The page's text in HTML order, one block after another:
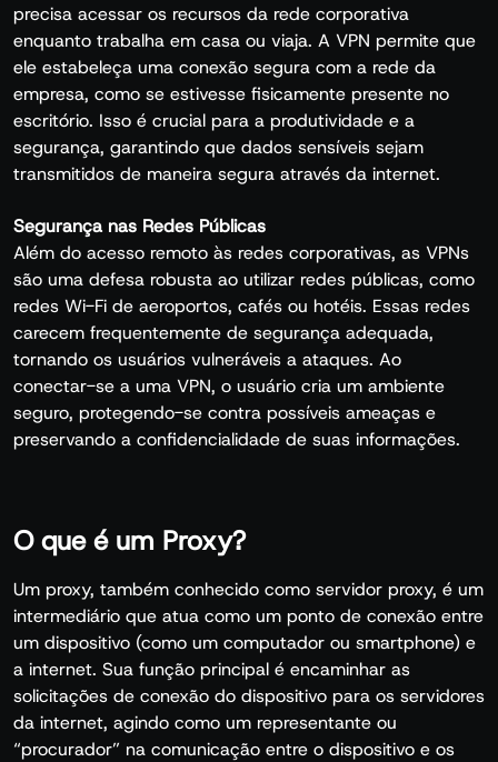
precisa acessar os recursos da rede corporativa
enquanto trabalha em casa ou viaja. A VPN permite que
ele estabeleça uma conexão segura com a rede da
empresa, como se estivesse fisicamente presente no
escritório. Isso é crucial para a produtividade e a
segurança, garantindo que dados sensíveis sejam
transmitidos de maneira segura através da internet.
Segurança nas Redes Públicas
Além do acesso remoto às redes corporativas, as VPNs
são uma defesa robusta ao utilizar redes públicas, como
redes Wi-Fi de aeroportos, cafés ou hotéis. Essas redes
carecem frequentemente de segurança adequada,
tornando os usuários vulneráveis a ataques. Ao
conectar-se a uma VPN, o usuário cria um ambiente
seguro, protegendo-se contra possíveis ameaças e
preservando a confidencialidade de suas informações.
O que é um Proxy?
Um proxy, também conhecido como servidor proxy, é um
intermediário que atua como um ponto de conexão entre
um dispositivo (como um computador ou smartphone) e
a internet. Sua função principal é encaminhar as
solicitações de conexão do dispositivo para os servidores
da internet, agindo como um representante ou
“procurador” na comunicação entre o dispositivo e os